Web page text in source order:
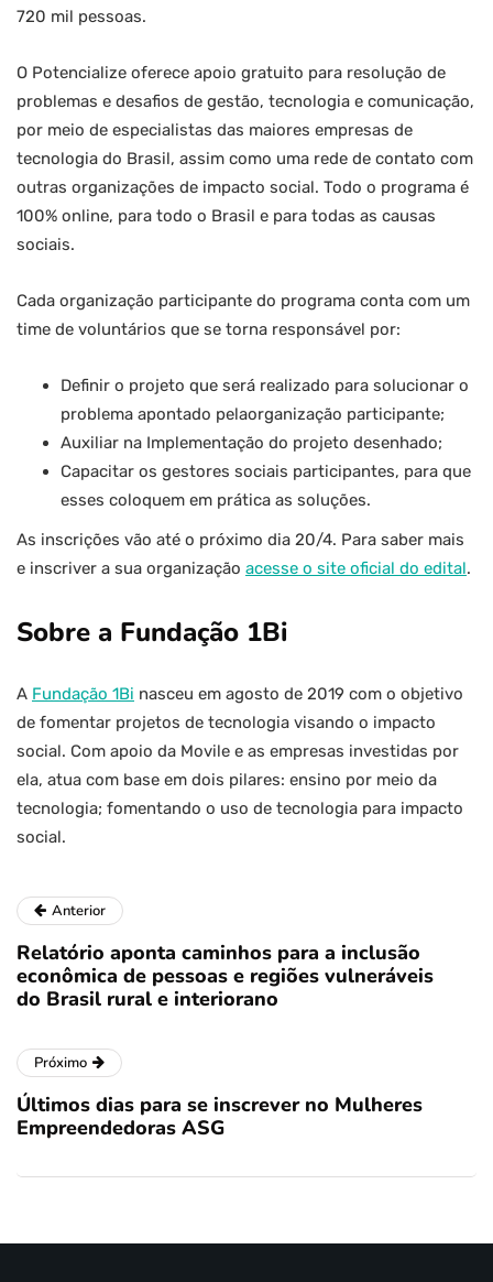
720 mil pessoas.
O Potencialize oferece apoio gratuito para resolução de
problemas e desafios de gestão, tecnologia e comunicação,
por meio de especialistas das maiores empresas de
tecnologia do Brasil, assim como uma rede de contato com
outras organizações de impacto social. Todo o programa é
100% online, para todo o Brasil e para todas as causas
sociais.
Cada organização participante do programa conta com um
time de voluntários que se torna responsável por:
Definir o projeto que será realizado para solucionar o
problema apontado pelaorganização participante;
Auxiliar na Implementação do projeto desenhado;
Capacitar os gestores sociais participantes, para que
esses coloquem em prática as soluções.
As inscrições vão até o próximo dia 20/4. Para saber mais
e inscriver a sua organização acesse o site oficial do edital.
Sobre a Fundação 1Bi
A Fundação 1Bi nasceu em agosto de 2019 com o objetivo
de fomentar projetos de tecnologia visando o impacto
social. Com apoio da Movile e as empresas investidas por
ela, atua com base em dois pilares: ensino por meio da
tecnologia; fomentando o uso de tecnologia para impacto
social.
Anterior
Relatório aponta caminhos para a inclusão
econômica de pessoas e regiões vulneráveis
do Brasil rural e interiorano
Próximo
Últimos dias para se inscrever no Mulheres
Empreendedoras ASG